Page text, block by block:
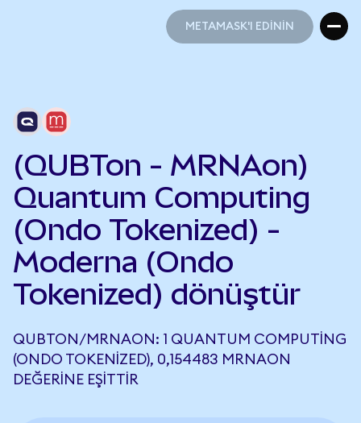
METAMASK'I EDİNİN
(QUBTon - MRNAon)
Quantum Computing
(Ondo Tokenized) -
Moderna (Ondo
Tokenized) dönüştür
QUBTON/MRNAON: 1 QUANTUM COMPUTING
(ONDO TOKENIZED), 0,154483 MRNAON
DEĞERINE EŞITTIR